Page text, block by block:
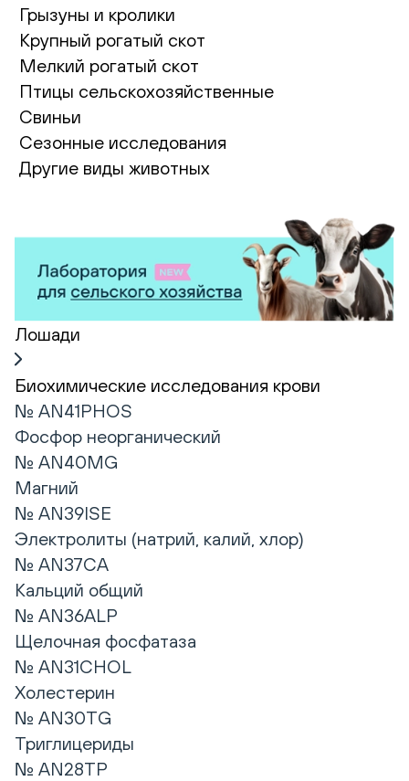
Грызуны и кролики
Крупный рогатый скот
Мелкий рогатый скот
Птицы сельскохозяйственные
Свиньи
Сезонные исследования
Другие виды животных
Лошади
Биохимические исследования крови
№ AN41PHOS
Фосфор неорганический
№ AN40MG
Магний
№ AN39ISE
Электролиты (натрий, калий, хлор)
№ AN37CA
Кальций общий
№ AN36ALP
Щелочная фосфатаза
№ AN31CHOL
Холестерин
№ AN30TG
Триглицериды
№ AN28TP